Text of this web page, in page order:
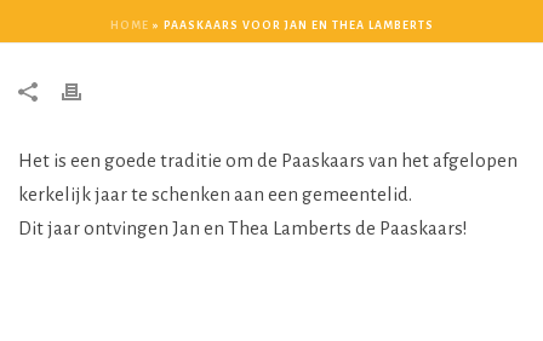
HOME » PAASKAARS VOOR JAN EN THEA LAMBERTS
Het is een goede traditie om de Paaskaars van het afgelopen
kerkelijk jaar te schenken aan een gemeentelid.
Dit jaar ontvingen Jan en Thea Lamberts de Paaskaars!